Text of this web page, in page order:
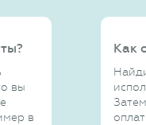
вы
в
Как